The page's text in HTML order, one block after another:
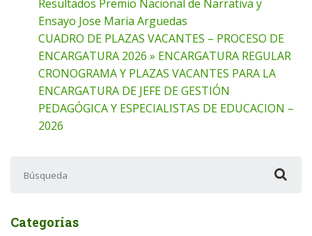
Resultados Premio Nacional de Narrativa y
Ensayo Jose Maria Arguedas
CUADRO DE PLAZAS VACANTES – PROCESO DE
ENCARGATURA 2026 » ENCARGATURA REGULAR
CRONOGRAMA Y PLAZAS VACANTES PARA LA
ENCARGATURA DE JEFE DE GESTIÓN
PEDAGÓGICA Y ESPECIALISTAS DE EDUCACION –
2026
Categorías